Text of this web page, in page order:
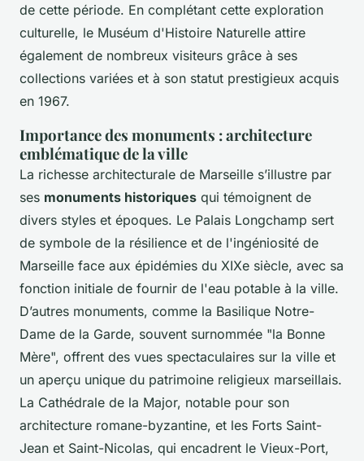
de cette période. En complétant cette exploration
culturelle, le Muséum d'Histoire Naturelle attire
également de nombreux visiteurs grâce à ses
collections variées et à son statut prestigieux acquis
en 1967.
Importance des monuments : architecture
emblématique de la ville
La richesse architecturale de Marseille s’illustre par
ses monuments historiques qui témoignent de
divers styles et époques. Le Palais Longchamp sert
de symbole de la résilience et de l'ingéniosité de
Marseille face aux épidémies du XIXe siècle, avec sa
fonction initiale de fournir de l'eau potable à la ville.
D’autres monuments, comme la Basilique Notre-
Dame de la Garde, souvent surnommée "la Bonne
Mère", offrent des vues spectaculaires sur la ville et
un aperçu unique du patrimoine religieux marseillais.
La Cathédrale de la Major, notable pour son
architecture romane-byzantine, et les Forts Saint-
Jean et Saint-Nicolas, qui encadrent le Vieux-Port,